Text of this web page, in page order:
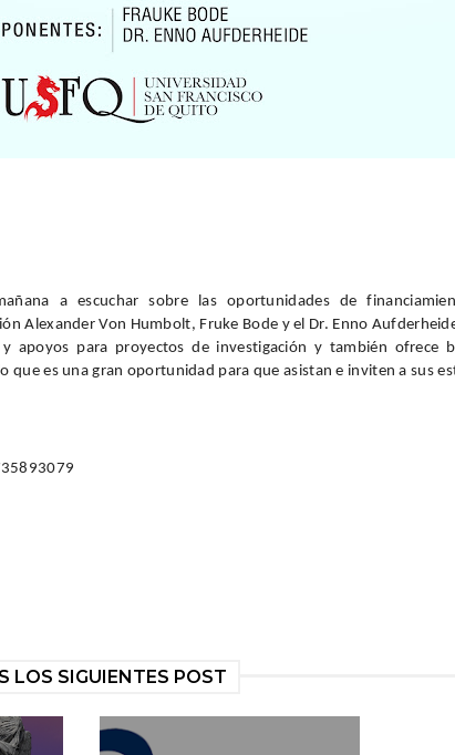
a escuchar sobre las oportunidades de
Alexander Von Humbolt, Fruke Bode y el Dr. Enno
y apoyos para proyectos de investigación y también ofrece
que es una gran oportunidad para que asistan e inviten a sus
LOS SIGUIENTES POST